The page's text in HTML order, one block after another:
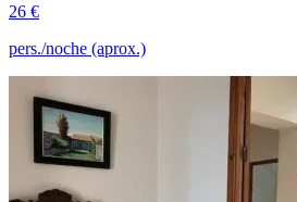
26 €
pers./noche (aprox.)